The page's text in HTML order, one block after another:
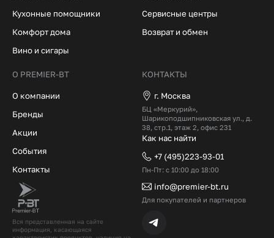
Вся представленная на сайте
информация, касающаяся
Кухонные помощники
Комфорт дома
Вино и сигары
Сервисные центры
Возврат и обмен
О PREMIER-BT
О компании
Бренды
Акции
События
Контакты
КОНТАКТЫ
г. Москва
БЦ «Меркурий»,
Шарикоподшипниковская ул., д.
38, стр.1, этаж 2, офис 231
Как нас найти
+7 (495)223-93-01
Пн-Пт: с 10:00 до 18:00
info@premier-bt.ru
Для покупателей и партнеров